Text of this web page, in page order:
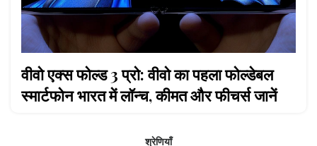
वीवो एक्स फोल्ड 3 प्रो: वीवो का पहला फोल्डेबल
स्मार्टफोन भारत में लॉन्च, कीमत और फीचर्स जानें
श्रेणियाँ